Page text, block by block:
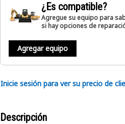
¿Es compatible?
Agregue su equipo para
si hay opciones de
Agregar equipo
Inicie sesión para ver su precio de
Descripción